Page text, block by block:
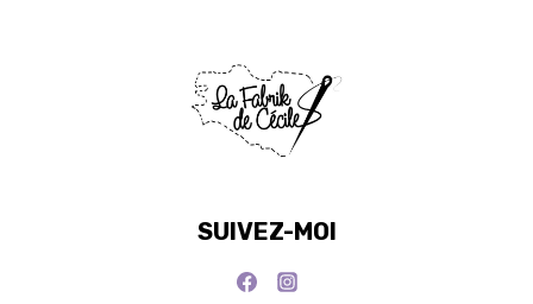
SUIVEZ-MOI